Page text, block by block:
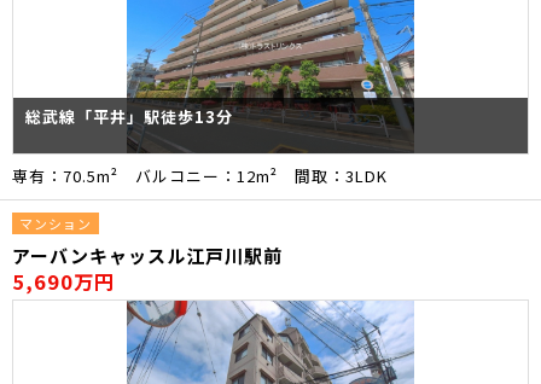
総武線「平井」駅徒歩13分
専有：70.5m² バルコニー：12m² 間取：3LDK
マンション
アーバンキャッスル江戸川駅前
5,690万円